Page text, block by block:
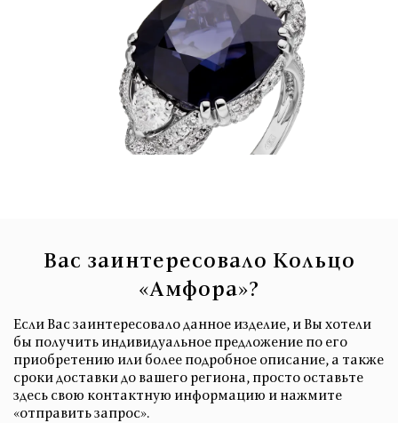
Вас заинтересовало Кольцо
«Амфора»?
Если Вас заинтересовало данное изделие, и Вы хотели
бы получить индивидуальное предложение по его
приобретению или более подробное описание, а также
сроки доставки до вашего региона, просто оставьте
здесь свою контактную информацию и нажмите
«отправить запрос».